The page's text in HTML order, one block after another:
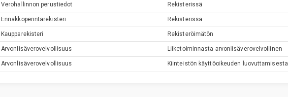
Verohallinnon perustiedot Rekisterissä
Ennakkoperintärekisteri Rekisterissä
Kaupparekisteri Rekisteröimätön
Arvonlisäverovelvollisuus Liiketoiminnasta arvonlisäverovelvollinen
Arvonlisäverovelvollisuus Kiinteistön käyttöoikeuden luovuttamisesta